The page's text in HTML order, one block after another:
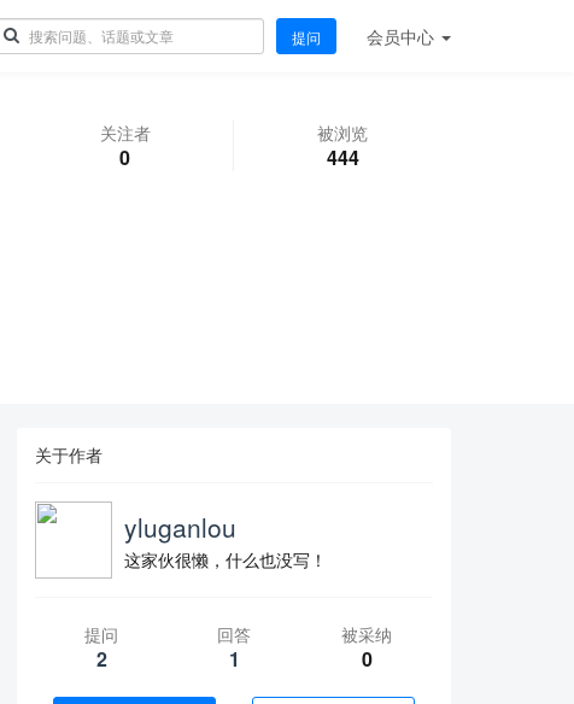
提问 会员中心
关注者
0
被浏览
444
关于作者
yluganlou
这家伙很懒，什么也没写！
提问
2
回答
1
被采纳
0